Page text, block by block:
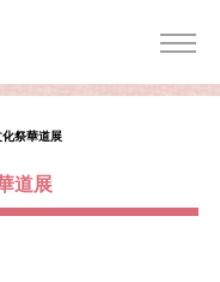
祭華道展
道展